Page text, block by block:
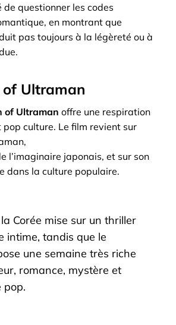
questionner les codes
en montrant que
pas toujours à la légèreté ou à
Ultraman
of Ultraman offre une respiration
culture. Le film revient sur
l’imaginaire japonais, et sur son
dans la culture populaire.
la Corée mise sur un thriller
intime, tandis que le
une semaine très riche
romance, mystère et
pop.